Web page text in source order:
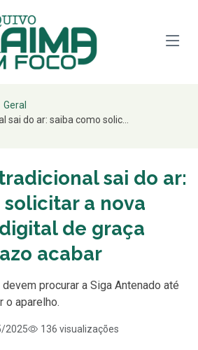
Geral
sai do ar: saiba como solic...
sai do ar:
a nova
de graça
acabar
procurar a Siga Antenado até
o aparelho.
2025
136 visualizações